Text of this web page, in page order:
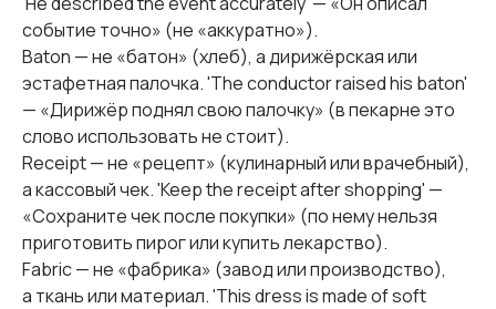
событие точно» (не «аккуратно»).
Baton — не «батон» (хлеб), а дирижёрская или
эстафетная палочка. 'The conductor raised his baton'
— «Дирижёр поднял свою палочку» (в пекарне это
слово использовать не стоит).
Receipt — не «рецепт» (кулинарный или врачебный),
а кассовый чек. 'Keep the receipt after shopping' —
«Сохраните чек после покупки» (по нему нельзя
приготовить пирог или купить лекарство).
Fabric — не «фабрика» (завод или производство),
а ткань или материал. 'This dress is made of soft